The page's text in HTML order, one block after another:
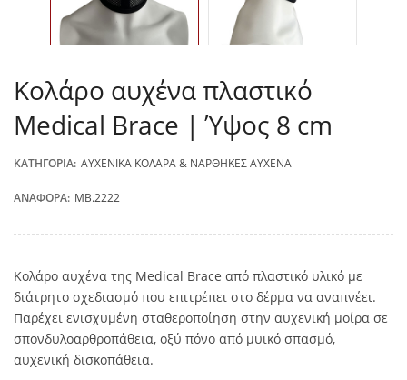
Κολάρο αυχένα πλαστικό
Medical Brace | Ύψος 8 cm
ΚΑΤΗΓΟΡΊΑ: ΑΥΧΕΝΙΚΆ ΚΟΛΆΡΑ & ΝΆΡΘΗΚΕΣ ΑΥΧΈΝΑ
ΑΝΑΦΟΡΆ: MB.2222
Κολάρο αυχένα της Medical Brace από πλαστικό υλικό με
διάτρητο σχεδιασμό που επιτρέπει στο δέρμα να αναπνέει.
Παρέχει ενισχυμένη σταθεροποίηση στην αυχενική μοίρα σε
σπονδυλοαρθροπάθεια, οξύ πόνο από μυϊκό σπασμό,
αυχενική δισκοπάθεια.